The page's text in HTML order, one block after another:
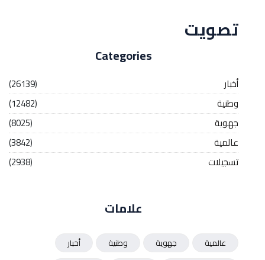
تصويت
Categories
أخبار
(26139)
وطنية
(12482)
جهوية
(8025)
عالمية
(3842)
تسجيلات
(2938)
علامات
عالمية جهوية وطنية
أخبار